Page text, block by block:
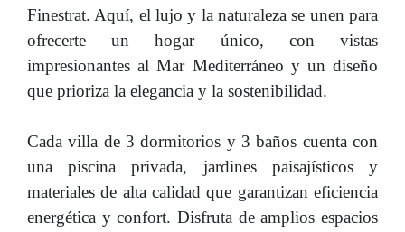
Finestrat. Aquí, el lujo y la naturaleza se unen para
ofrecerte un hogar único, con vistas
impresionantes al Mar Mediterráneo y un diseño
que prioriza la elegancia y la sostenibilidad.
Cada villa de 3 dormitorios y 3 baños cuenta con
una piscina privada, jardines paisajísticos y
materiales de alta calidad que garantizan eficiencia
energética y confort. Disfruta de amplios espacios